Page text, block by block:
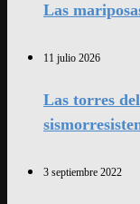
Las
11 julio 2026
Las torres
3 septiembre 2022